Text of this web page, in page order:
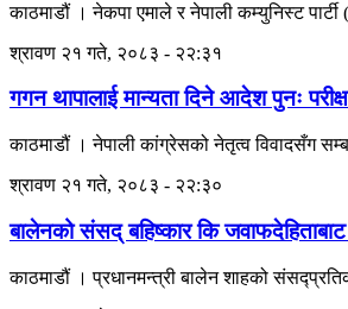
काठमाडौं । नेकपा एमाले र नेपाली कम्युनिस्ट
श्रावण २१ गते, २०८३ - २२:३१
गगन थापालाई मान्यता दिने आदेश पुनः
काठमाडौं । नेपाली कांग्रेसको नेतृत्व विवादसँग
श्रावण २१ गते, २०८३ - २२:३०
बालेनको संसद् बहिष्कार कि
काठमाडौं । प्रधानमन्त्री बालेन शाहको